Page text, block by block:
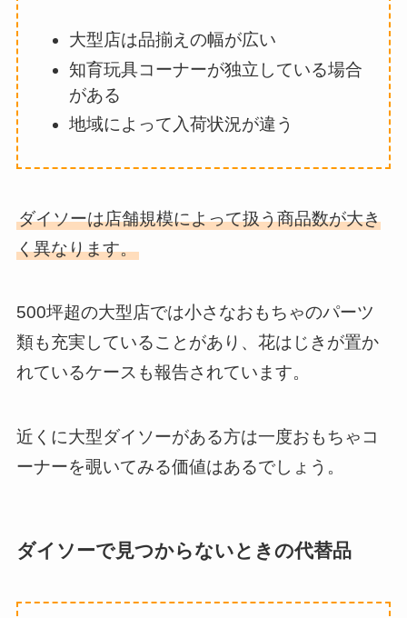
大型店は品揃えの幅が広い
知育玩具コーナーが独立している場合
がある
地域によって入荷状況が違う
ダイソーは店舗規模によって扱う商品数が大き
く異なります。
500坪超の大型店では小さなおもちゃのパーツ
類も充実していることがあり、花はじきが置か
れているケースも報告されています。
近くに大型ダイソーがある方は一度おもちゃコ
ーナーを覗いてみる価値はあるでしょう。
ダイソーで見つからないときの代替品